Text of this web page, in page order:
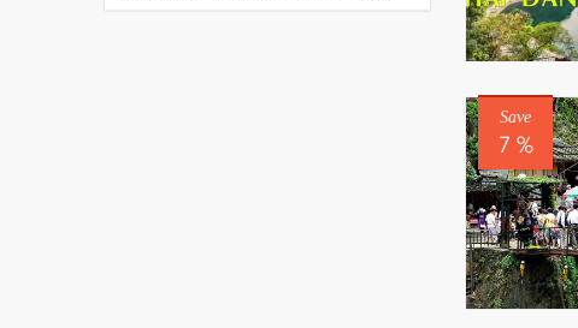
Save
7 %